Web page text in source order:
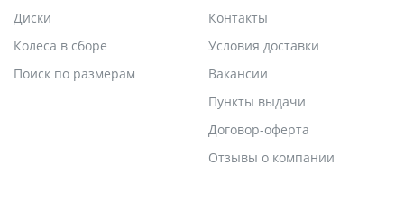
Диски
Колеса в сборе
Поиск по размерам
Контакты
Условия доставки
Вакансии
Пункты выдачи
Договор-оферта
Отзывы о компании